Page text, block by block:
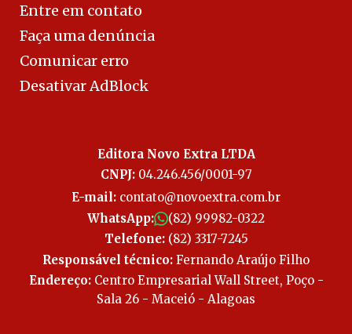
Entre em contato
Faça uma denúncia
Comunicar erro
Desativar AdBlock
Editora Novo Extra LTDA
CNPJ:04.246.456/0001-97
E-mail: contato@novoextra.com.br
WhatsApp:
(82) 99982-0322
Telefone:(82) 3317-7245
Responsável técnico: Fernando Araújo Filho
Endereço:Centro Empresarial Wall Street, Poço -
Sala 26 - Maceió - Alagoas